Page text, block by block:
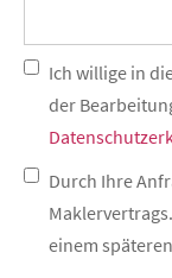
Ich willige in
der
Durch Ihre
einem